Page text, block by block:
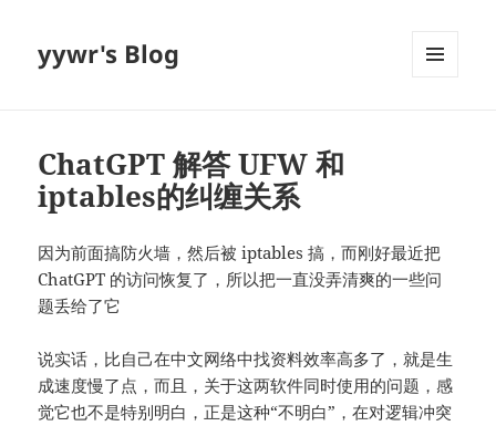
yywr's Blog
ChatGPT 解答 UFW 和
iptables的纠缠关系
因为前面搞防火墙，然后被 iptables 搞，而刚好最近把
ChatGPT 的访问恢复了，所以把一直没弄清爽的一些问
题丢给了它
说实话，比自己在中文网络中找资料效率高多了，就是生
成速度慢了点，而且，关于这两软件同时使用的问题，感
觉它也不是特别明白，正是这种“不明白”，在对逻辑冲突